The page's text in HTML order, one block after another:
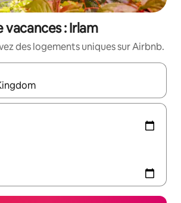
vacances : Irlam
des logements uniques sur Airbnb.
sont affichés, parcourez-les en utilisant